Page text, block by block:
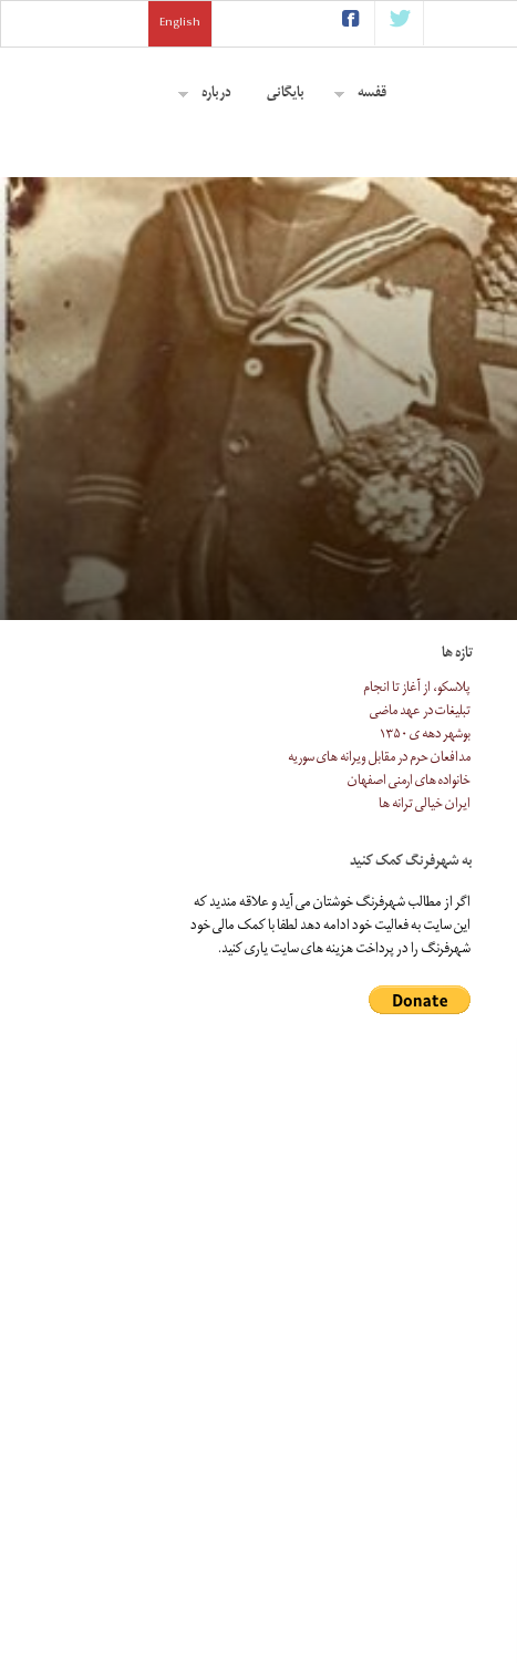
English
قفسه بایگانی درباره
تازه ها
پلاسکو، از آغاز تا انجام
تبلیغات در عهد ماضی
بوشهر دهه ی ۱۳۵۰
مدافعان حرم در مقابل ویرانه های سوریه
خانواده های ارمنی اصفهان
ایران خیالی ترانه ها
به شهرفرنگ کمک کنید
اگر از مطالب شهرفرنگ خوشتان می آید و علاقه مندید که
این سایت به فعالیت خود ادامه دهد لطفا با کمک مالی خود
شهرفرنگ را در پرداخت هزینه های سایت یاری کنید.